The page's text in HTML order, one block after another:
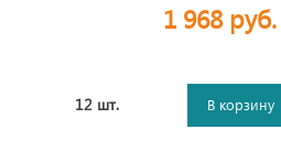
1 968 руб.
12 шт. В корзину